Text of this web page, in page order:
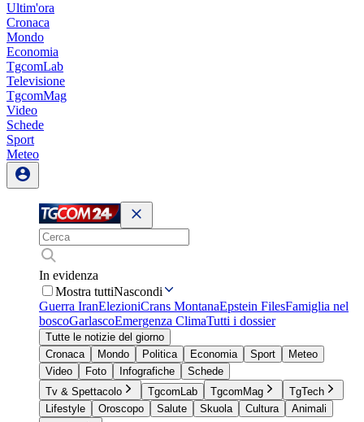
Ultim'ora
Cronaca
Mondo
Economia
TgcomLab
Televisione
TgcomMag
Video
Schede
Sport
Meteo
In evidenza
Mostra tuttiNascondi
Guerra IranElezioniCrans MontanaEpstein FilesFamiglia nel
boscoGarlascoEmergenza ClimaTutti i dossier
Tutte le notizie del giorno
Cronaca
Mondo Politica Economia Sport
Meteo
Video
Foto Infografiche
Schede
Tv & Spettacolo
TgcomLab TgcomMag
TgTech
Lifestyle
Oroscopo Salute Skuola Cultura
Animali